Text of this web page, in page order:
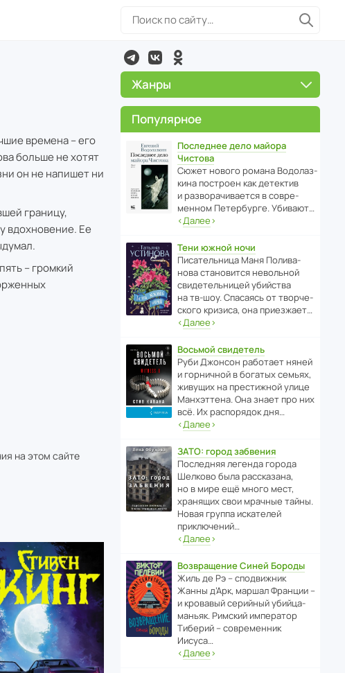
времена – его
больше не хотят
он не напишет ни
границу,
вдохновение. Ее
– громкий
на этом сайте
Жанры
Популярное
Последнее дело майора
Чистова
Сюжет нового романа Водо­ла­з­
кина пост­роен как дете­ктив
и разво­ра­чи­ва­ется в совре­
менном Пете­р­бурге. Убивают…
‹Далее›
Тени южной ночи
Писа­тель­ница Маня Поли­ва­
нова стано­вится невольной
свиде­тель­ницей убийства
на тв-шоу. Спасаясь от твор­че­
с­кого кризиса, она приезжает…
‹Далее›
Восьмой свидетель
Руби Джонсон рабо­тает няней
и горни­чной в богатых семьях,
живущих на прес­ти­жной улице
Манх­эт­тена. Она знает про них
всё. Их распо­рядок дня…
‹Далее›
ЗАТО: город забвения
После­дняя легенда города
Шелково была расска­зана,
но в мире ещё много мест,
хранящих свои мрачные тайны.
Новая группа иска­телей
приключений…
‹Далее›
Возвращение Синей Бороды
Жиль де Рэ – спод­ви­жник
Жанны д’Арк, маршал Франции –
и кровавый серийный убийца-
маньяк. Римский импе­ратор
Тиберий – совре­менник
Иисуса…
‹Далее›